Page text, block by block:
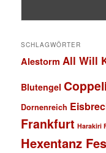
SCHLAGWÖRTER
Alestorm All Will
Blutengel
Dornenreich
Frankfurt Harakiri
Hexentanz